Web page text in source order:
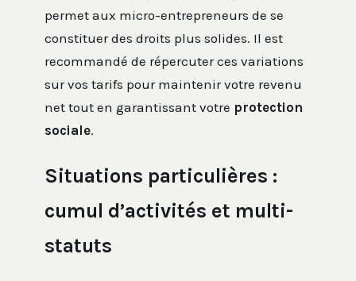
permet aux micro-entrepreneurs de se
constituer des droits plus solides. Il est
recommandé de répercuter ces variations
sur vos tarifs pour maintenir votre revenu
net tout en garantissant votre protection
sociale.
Situations particulières :
cumul d’activités et multi-
statuts